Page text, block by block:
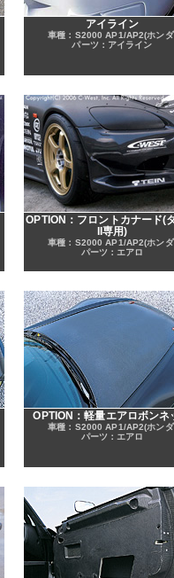
アイライン
車種：S2000 AP1/AP2(ホン
パーツ：アイライン
OPTION：フロントカナード(
II専用)
車種：S2000 AP1/AP2(ホン
パーツ：エアロ
OPTION：軽量エアロボンネ
車種：S2000 AP1/AP2(ホン
パーツ：エアロ